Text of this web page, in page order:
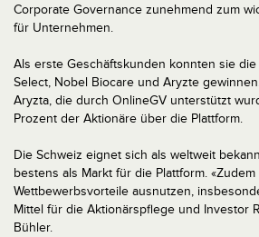
Corporate Governance zunehmend zum
für Unternehmen.
Als erste Geschäftskunden konnten sie
Select, Nobel Biocare und Aryzte
Aryzta, die durch OnlineGV unterstützt
Prozent der Aktionäre über die Plattform.
Die Schweiz eignet sich als weltweit
bestens als Markt für die Plattform.
Wettbewerbsvorteile ausnutzen,
Mittel für die Aktionärspflege und Investor
Bühler.